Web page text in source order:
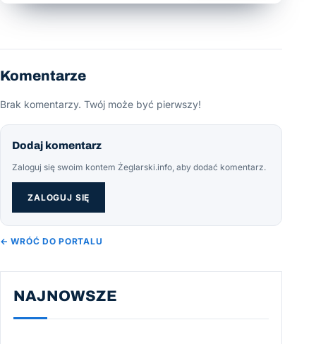
Komentarze
Brak komentarzy. Twój może być pierwszy!
Dodaj komentarz
Zaloguj się swoim kontem Żeglarski.info, aby dodać komentarz.
ZALOGUJ SIĘ
← WRÓĆ DO PORTALU
NAJNOWSZE